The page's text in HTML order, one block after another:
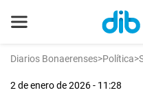
Diarios Bonaerenses>Política>
2 de enero de 2026 - 11:28